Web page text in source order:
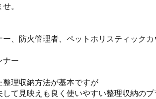
。
、防火管理者、ペットホリスティックカ
ナー
理収納方法が基本ですが
て見映えも良く使いやすい整理収納のプ